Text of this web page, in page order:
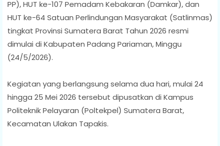
PP), HUT ke-107 Pemadam Kebakaran (Damkar), dan
HUT ke-64 Satuan Perlindungan Masyarakat (Satlinmas)
tingkat Provinsi Sumatera Barat Tahun 2026 resmi
dimulai di Kabupaten Padang Pariaman, Minggu
(24/5/2026).
Kegiatan yang berlangsung selama dua hari, mulai 24
hingga 25 Mei 2026 tersebut dipusatkan di Kampus
Politeknik Pelayaran (Poltekpel) Sumatera Barat,
Kecamatan Ulakan Tapakis.